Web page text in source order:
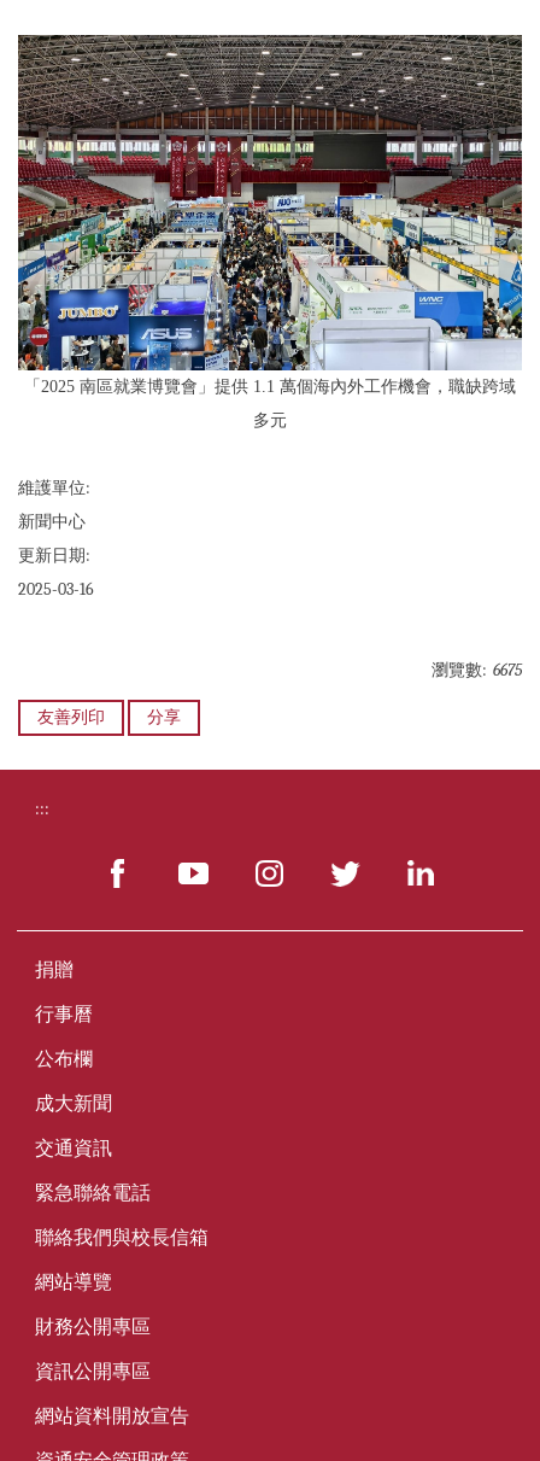
「2025 南區就業博覽會」 提供 1.1 萬個海內外工作機會，職缺跨域
多元
維護單位:
新聞中心
更新日期:
2025-03-16
瀏覽數: 6675
友善列印 分享
:::
捐贈
行事曆
公布欄
成大新聞
交通資訊
緊急聯絡電話
聯絡我們與校長信箱
網站導覽
財務公開專區
資訊公開專區
網站資料開放宣告